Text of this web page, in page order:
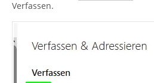
Verfassen.